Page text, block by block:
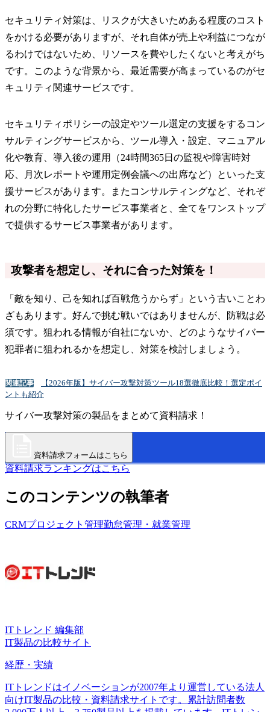
セキュリティ対策は、リスクが大きいためある程度のコスト
をかける必要がありますが、それ自体が売上や利益につなが
るわけではないため、リソースを費やしたくないと考えがち
です。このような背景から、最近需要が高まっているのがセ
キュリティ関連サービスです。
セキュリティポリシーの設定やツール選定の支援をするコン
サルティングサービスから、ツール導入・設定、マニュアル
化や教育、導入後の運用（24時間365日の監視や障害時対
応、月次レポートや運用定例会議への出席など）といった支
援サービスがあります。またコンサルティングなど、それぞ
れの分野に特化したサービス事業者と、全てをワンストップ
で提供するサービス事業者があります。
攻撃者を想定し、それに合った対策を！
「敵を知り、己を知れば百戦危うからず」という古いことわ
ざもあります。好んで挑む戦いではありませんが、防戦は必
須です。狙われる情報が自社にないか、どのようなサイバー
犯罪者に狙われるかを想定し、対策を検討しましょう。
関連記事
【2026年版】サイバー攻撃対策ツール18選徹底比較！選定ポイ
ントも紹介
サイバー攻撃対策の製品をまとめて資料請求！
資料請求フォームはこちら
資料請求ランキングはこちら
このコンテンツの執筆者
CRMプロジェクト管理勤怠管理・就業管理
ITトレンド 編集部
IT製品の比較サイト
経歴・実績
ITトレンドはイノベーションが2007年より運営している法人
向けIT製品の比較・資料請求サイトです。累計訪問者数